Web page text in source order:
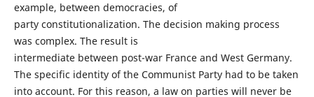
example, between democracies, of
party constitutionalization. The decision making process
was complex. The result is
intermediate between post-war France and West Germany.
The specific identity of the Communist Party had to be taken
into account. For this reason, a law on parties will never be